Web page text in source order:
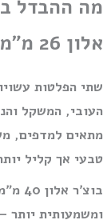
אלון 26 מ״מ?
שתי הפלטות
מתאים למדפים,
טבעי אך קליל
ומשמעותית